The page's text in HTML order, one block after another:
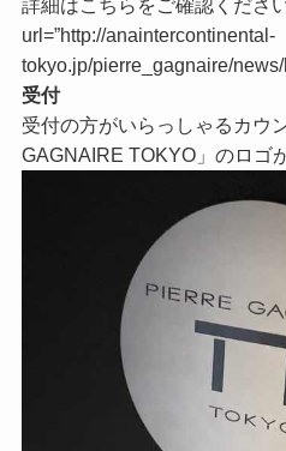
詳細はこちらをご確認くださ
url=”http://anaintercontinental-
tokyo.jp/pierre_gagnaire/
受付
受付の方がいらっしゃるカウ
GAGNAIRE TOKYO」のロゴが